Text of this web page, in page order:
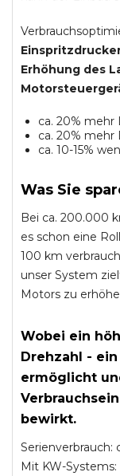
Erhöhung des
ca. 20% mehr
ca. 20%
ca. 10-15%
Was Sie
Bei ca. 200.000
es schon eine
100 km
unser System
Motors zu
Wobei ein
Drehzahl -
ermöglicht
bewirkt.
Serienverbrauch:
Mit KW-